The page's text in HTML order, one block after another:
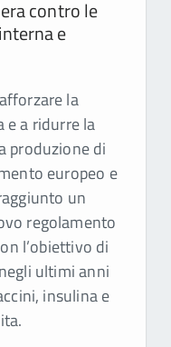
contro le
e
la
e a ridurre la
produzione di
europeo e
un
regolamento
l’obiettivo di
ultimi anni
insulina e